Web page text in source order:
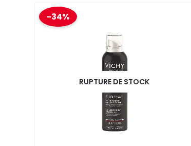
-34%
RUPTURE DE STOCK